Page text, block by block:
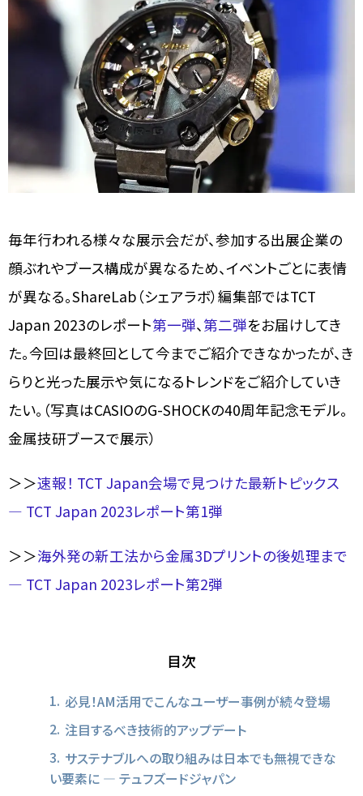
毎年行われる様々な展示会だが、参加する出展企業の
顔ぶれやブース構成が異なるため、イベントごとに表情
が異なる。ShareLab（シェアラボ）編集部ではTCT
Japan 2023のレポート第一弾、第二弾をお届けしてき
た。今回は最終回として今までご紹介できなかったが、き
らりと光った展示や気になるトレンドをご紹介していき
たい。（写真はCASIOのG-SHOCKの40周年記念モデル。
金属技研ブースで展示）
＞＞速報！ TCT Japan会場で見つけた最新トピックス
― TCT Japan 2023レポート第1弾
＞＞海外発の新工法から金属3Dプリントの後処理まで
― TCT Japan 2023レポート第2弾
目次
必見！AM活用でこんなユーザー事例が続々登場
注目するべき技術的アップデート
サステナブルへの取り組みは日本でも無視できな
い要素に ― テュフズードジャパン